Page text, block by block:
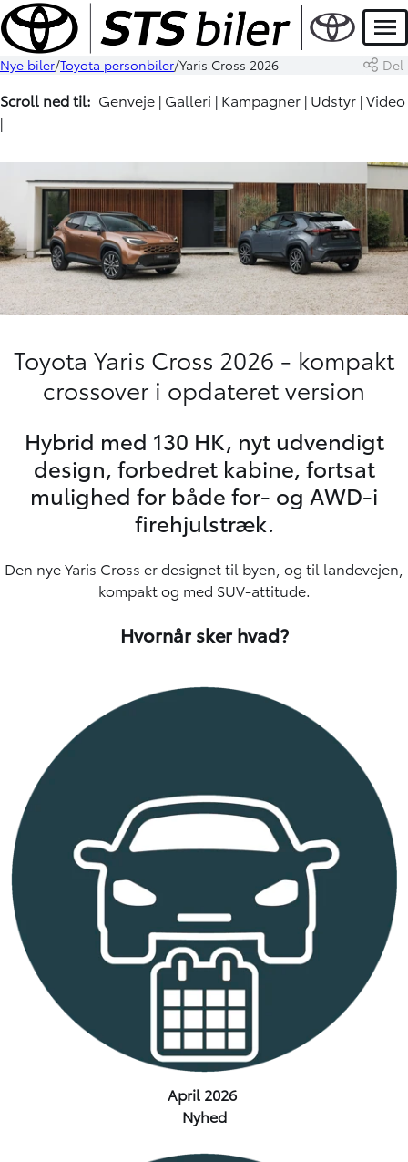
Nye biler Toyota personbiler Yaris Cross 2026 Del
Scroll ned til: Genveje | Galleri | Kampagner | Udstyr | Video
|
Toyota Yaris Cross 2026 - kompakt
crossover i opdateret version
Hybrid med 130 HK, nyt udvendigt
design, forbedret kabine, fortsat
mulighed for både for- og AWD-i
firehjulstræk.
Den nye Yaris Cross er designet til byen, og til landevejen,
kompakt og med SUV-attitude.
Hvornår sker hvad?
April 2026
Nyhed